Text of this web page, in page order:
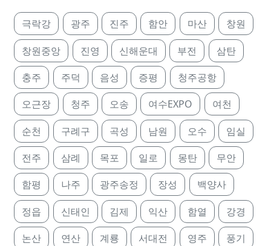
극락강 광주 진주 함안 마산 창원
창원중앙 진영 신해운대 부전 삼탄
충주 주덕 음성 증평 청주공항
오근장 청주 오송 여수EXPO 여천
순천 구례구 곡성 남원 오수 임실
전주 삼례 목포 일로 몽탄 무안
함평 나주 광주송정 장성 백양사
정읍 신태인 김제 익산 함열 강경
논산 연산 계룡 서대전 영주 풍기